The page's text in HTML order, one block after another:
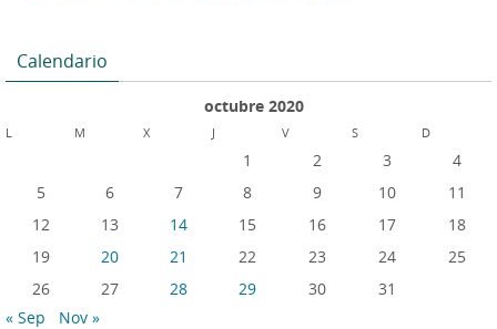
Calendario
octubre 2020
L M X J V S D
1 2 3
4
5
6 7 8 9 10
11
12
13 14 15 16 17
18
19
20 21 22 23 24
25
26
27 28 29 30
31
« Sep
Nov »